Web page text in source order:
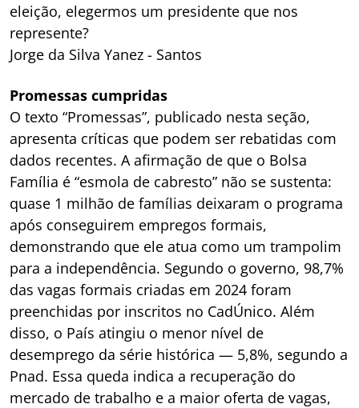
eleição, elegermos um presidente que nos
represente?
Jorge da Silva Yanez - Santos
Promessas cumpridas
O texto “Promessas”, publicado nesta seção,
apresenta críticas que podem ser rebatidas com
dados recentes. A afirmação de que o Bolsa
Família é “esmola de cabresto” não se sustenta:
quase 1 milhão de famílias deixaram o programa
após conseguirem empregos formais,
demonstrando que ele atua como um trampolim
para a independência. Segundo o governo, 98,7%
das vagas formais criadas em 2024 foram
preenchidas por inscritos no CadÚnico. Além
disso, o País atingiu o menor nível de
desemprego da série histórica — 5,8%, segundo a
Pnad. Essa queda indica a recuperação do
mercado de trabalho e a maior oferta de vagas,